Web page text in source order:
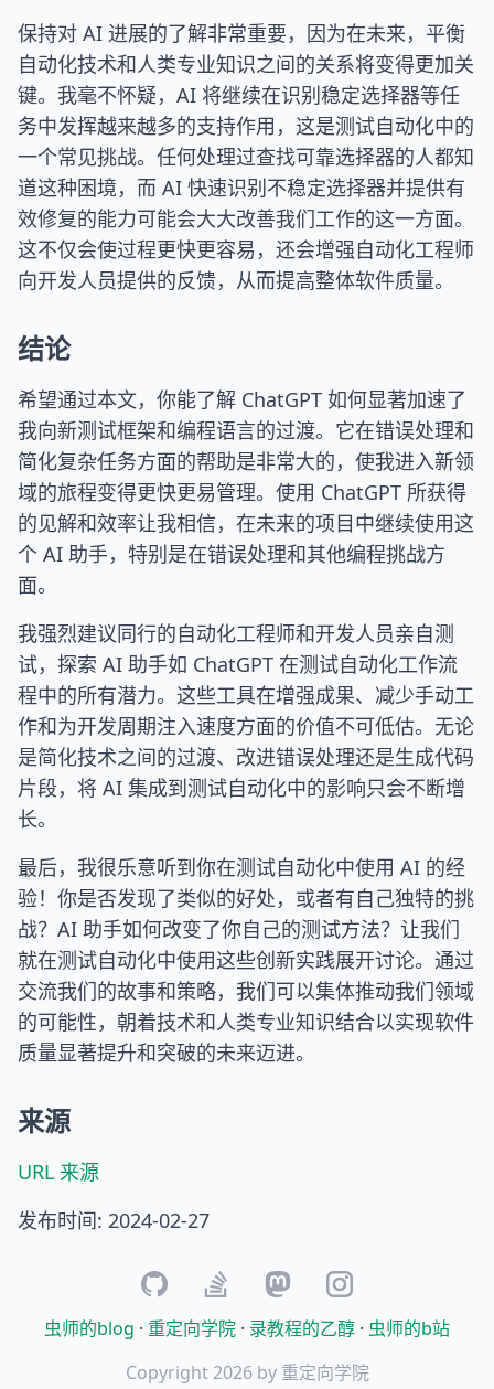
保持对 AI 进展的了解非常重要，因为在未来，平衡
自动化技术和人类专业知识之间的关系将变得更加关
键。我毫不怀疑，AI 将继续在识别稳定选择器等任
务中发挥越来越多的支持作用，这是测试自动化中的
一个常见挑战。任何处理过查找可靠选择器的人都知
道这种困境，而 AI 快速识别不稳定选择器并提供有
效修复的能力可能会大大改善我们工作的这一方面。
这不仅会使过程更快更容易，还会增强自动化工程师
向开发人员提供的反馈，从而提高整体软件质量。
结论
希望通过本文，你能了解 ChatGPT 如何显著加速了
我向新测试框架和编程语言的过渡。它在错误处理和
简化复杂任务方面的帮助是非常大的，使我进入新领
域的旅程变得更快更易管理。使用 ChatGPT 所获得
的见解和效率让我相信，在未来的项目中继续使用这
个 AI 助手，特别是在错误处理和其他编程挑战方
面。
我强烈建议同行的自动化工程师和开发人员亲自测
试，探索 AI 助手如 ChatGPT 在测试自动化工作流
程中的所有潜力。这些工具在增强成果、减少手动工
作和为开发周期注入速度方面的价值不可低估。无论
是简化技术之间的过渡、改进错误处理还是生成代码
片段，将 AI 集成到测试自动化中的影响只会不断增
长。
最后，我很乐意听到你在测试自动化中使用 AI 的经
验！你是否发现了类似的好处，或者有自己独特的挑
战？AI 助手如何改变了你自己的测试方法？让我们
就在测试自动化中使用这些创新实践展开讨论。通过
交流我们的故事和策略，我们可以集体推动我们领域
的可能性，朝着技术和人类专业知识结合以实现软件
质量显著提升和突破的未来迈进。
来源
URL 来源
发布时间: 2024-02-27
github stackoverflowmastodoninstagram
虫师的blog · 重定向学院 · 录教程的乙醇 · 虫师的b站
Copyright 2026 by 重定向学院